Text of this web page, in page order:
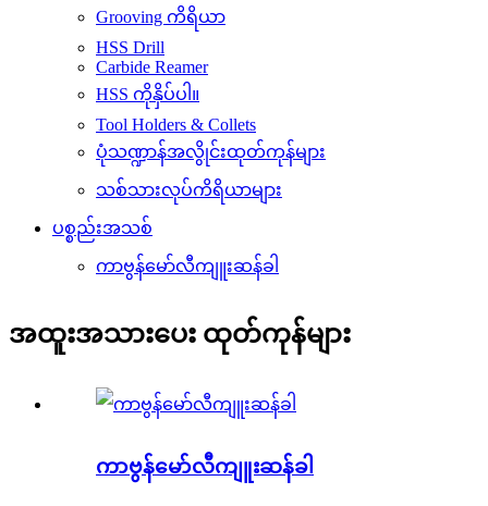
Grooving ကိရိယာ
HSS Drill
Carbide Reamer
HSS ကိုနှိပ်ပါ။
Tool Holders & Collets
ပုံသဏ္ဍာန်အလွိုင်းထုတ်ကုန်များ
သစ်သားလုပ်ကိရိယာများ
ပစ္စည်းအသစ်
ကာဗွန်မော်လီကျူးဆန်ခါ
အထူးအသားပေး ထုတ်ကုန်များ
ကာဗွန်မော်လီကျူးဆန်ခါ